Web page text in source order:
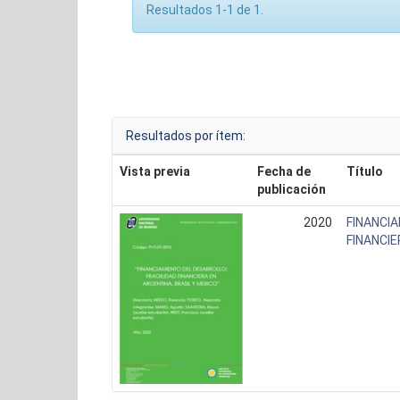
Resultados 1-1 de 1.
Resultados por ítem:
Vista previa
Fecha de
publicación
Título
2020